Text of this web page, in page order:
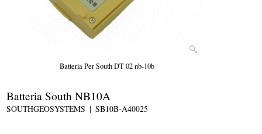
Batteria Per South DT 02 nb-10b
Batteria South NB10A
SOUTHGEOSYSTEMS SB10B-A40025